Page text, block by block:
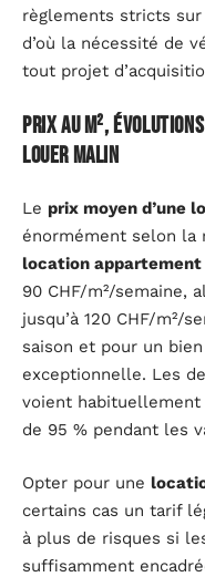
règlements stricts
d’où la nécessité de
tout projet
Prix au m²,
louer malin
Le prix moyen d’une
énormément selon la
location appartement
90 CHF/m²/semaine,
jusqu’à 120 CHF/m²/
saison et pour un
exceptionnelle. Les
voient habituellement
de 95 % pendant les
Opter pour une
certains cas un tarif
à plus de risques si
suffisamment